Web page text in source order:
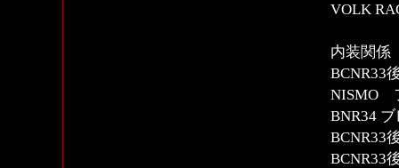
VOLK
内装関係
BCNR33
NISMO
BNR34
BCNR33
BCNR33